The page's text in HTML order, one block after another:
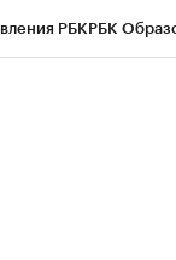
РБКРБК